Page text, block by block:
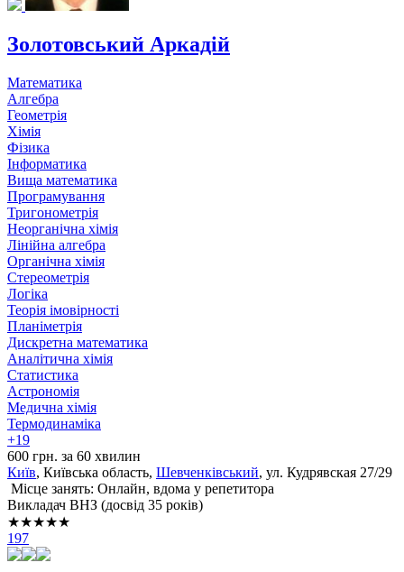
Золотовський Аркадій
Математика
Алгебра
Геометрія
Хімія
Фізика
Інформатика
Вища математика
Програмування
Тригонометрія
Неорганічна хімія
Лінійна алгебра
Органічна хімія
Стереометрія
Логіка
Теорія імовірності
Планіметрія
Дискретна математика
Аналітична хімія
Статистика
Астрономія
Медична хімія
Термодинаміка
+19
600 грн. за 60 хвилин
Київ, Київська область, Шевченківський, ул. Кудрявская 27/29
Місце занять: Онлайн, вдома у репетитора
Викладач ВНЗ (досвід 35 років)
★★★★★
197